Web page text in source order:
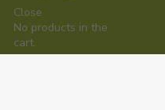
Close
No products in the
cart.